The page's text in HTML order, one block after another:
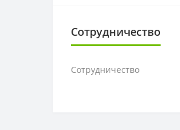
Сотрудничество
Сотрудничество